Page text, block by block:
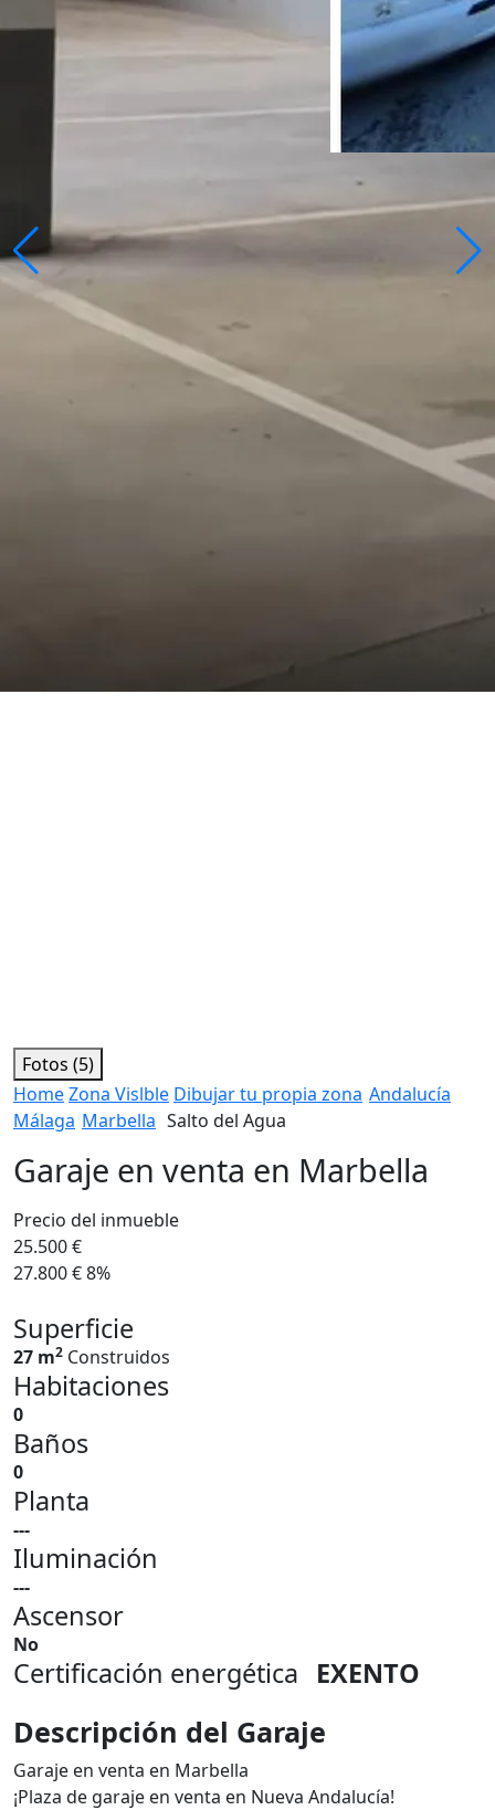
Fotos (5)
HomeZona Vislble Dibujar tu propia zona Andalucía
Málaga Marbella Salto del Agua
Garaje en venta en Marbella
Precio del inmueble
25.500 €
27.800 €8%
Superficie
27 m2 Construidos
Habitaciones
0
Baños
0
Planta
---
Iluminación
---
Ascensor
No
Certificación energética EXENTO
Descripción del Garaje
Garaje en venta en Marbella
¡Plaza de garaje en venta en Nueva Andalucía!